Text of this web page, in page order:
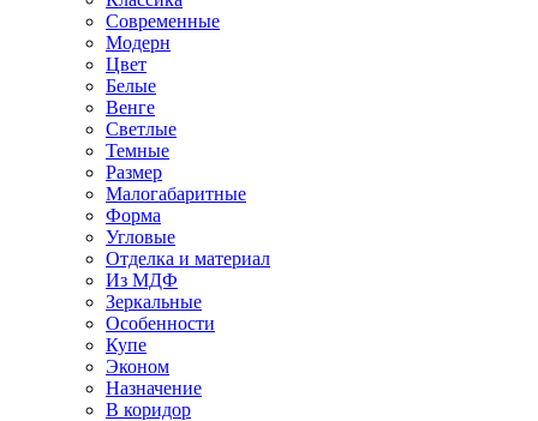
Современные
Модерн
Цвет
Белые
Венге
Светлые
Темные
Размер
Малогабаритные
Форма
Угловые
Отделка и материал
Из МДФ
Зеркальные
Особенности
Купе
Эконом
Назначение
В коридор